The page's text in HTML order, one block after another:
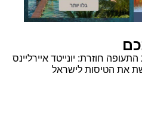
חוזרת: יונייטד איירליינס
הטיסות לישראל